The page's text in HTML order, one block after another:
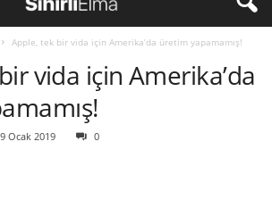
Apple, tek bir vida için Amerika’da üretim yapamamış!
vida için Amerika’da
Ocak 2019 0